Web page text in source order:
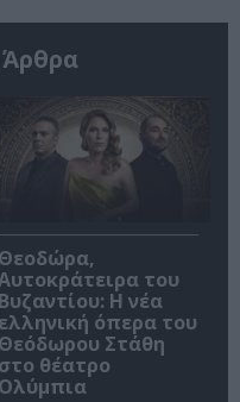
Θεοδώρα,
του
Βυζαντίου: Η νέα
ελληνική όπερα του
Θεόδωρου Στάθη
στο θέατρο
Ολύμπια